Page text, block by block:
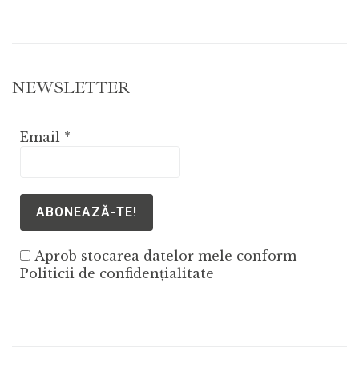
NEWSLETTER
Email *
Aprob stocarea datelor mele conform
Politicii de confidențialitate